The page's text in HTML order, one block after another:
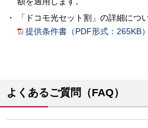
「ドコモ光セット割」の詳細につ
提供条件書（PDF形式：265KB）
よくあるご質問（FAQ）